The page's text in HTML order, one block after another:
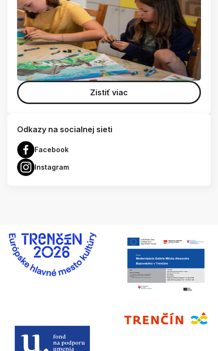
Zistiť viac
Odkazy na socialnej sieti
Facebook
Instagram